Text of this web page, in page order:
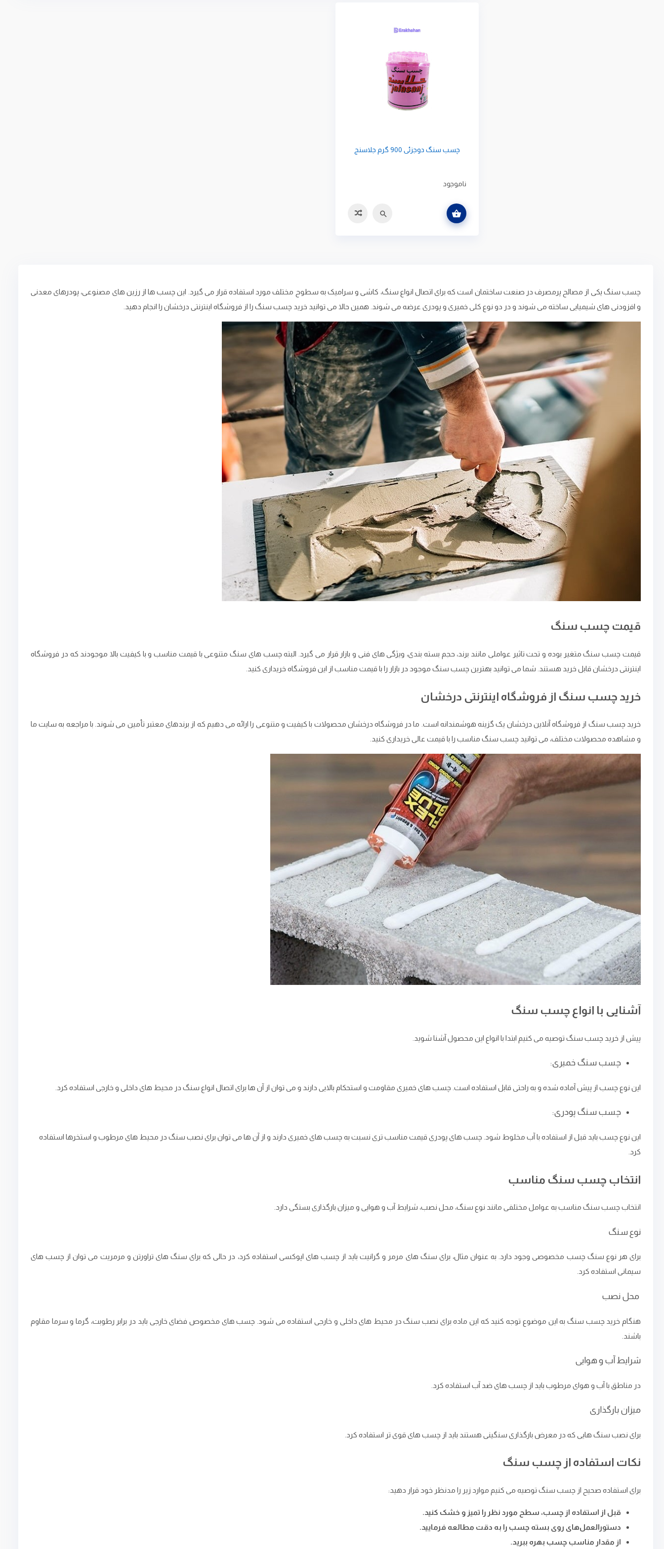
چسب سنگ دوجزئی 900 گرم جلاسنج
ناموجود
مقایسه
چسب سنگ یکی از مصالح پرمصرف در صنعت ساختمان است که برای اتصال انواع سنگ، کاشی و سرامیک به سطوح مختلف مورد استفاده قرار می‌ گیرد. این چسب ‌ها از رزین ‌های مصنوعی، پودرهای معدنی
و افزودنی ‌های شیمیایی ساخته می ‌شوند و در دو نوع کلی خمیری و پودری عرضه می‌ شوند. همین حالا می توانید خرید چسب سنگ را از فروشگاه اینترنتی درخشان را انجام دهید.
قیمت چسب سنگ
قیمت چسب سنگ متغیر بوده و تحت تاثیر عواملی مانند برند، حجم بسته ‌بندی، ویژگی ‌های فنی و بازار قرار می ‌گیرد. البته چسب ‌های سنگ متنوعی با قیمت مناسب و با کیفیت بالا موجودند که در فروشگاه
اینترنتی درخشان قابل خرید هستند. شما می توانید بهترین چسب سنگ موجود در بازار را با قیمت مناسب از این فروشگاه خریداری کنید.
خرید چسب سنگ از فروشگاه اینترنتی درخشان
خرید چسب سنگ از فروشگاه آنلاین درخشان یک گزینه هوشمندانه است. ما در فروشگاه درخشان محصولات با کیفیت و متنوعی را ارائه می دهیم که از برندهای معتبر تأمین می ‌شوند. با مراجعه به سایت ما
و مشاهده محصولات مختلف، می ‌توانید چسب سنگ مناسب را با قیمت عالی خریداری کنید.
آشنایی با انواع چسب سنگ
پیش از خرید چسب سنگ توصیه می کنیم ابتدا با انواع این محصول آشنا شوید.
چسب سنگ خمیری:
این نوع چسب از پیش آماده شده و به راحتی قابل استفاده است. چسب ‌های خمیری مقاومت و استحکام بالایی دارند و می ‌توان از آن‌ ها برای اتصال انواع سنگ در محیط ‌های داخلی و خارجی استفاده کرد.
چسب سنگ پودری:
این نوع چسب باید قبل از استفاده با آب مخلوط شود. چسب ‌های پودری قیمت مناسب‌ تری نسبت به چسب ‌های خمیری دارند و از آن ‌ها می‌ توان برای نصب سنگ در محیط ‌های مرطوب و استخرها استفاده
کرد.
انتخاب چسب سنگ مناسب
انتخاب چسب سنگ مناسب به عوامل مختلفی مانند نوع سنگ، محل نصب، شرایط آب و هوایی و میزان بارگذاری بستگی دارد.
نوع سنگ
برای هر نوع سنگ چسب مخصوصی وجود دارد. به عنوان مثال، برای سنگ ‌های مرمر و گرانیت باید از چسب‌ های اپوکسی استفاده کرد، در حالی که برای سنگ ‌های تراورتن و مرمریت می ‌توان از چسب ‌های
سیمانی استفاده کرد.
محل نصب
هنگام خرید چسب سنگ به این موضوع توجه کنید که این ماده برای نصب سنگ در محیط ‌های داخلی و خارجی استفاده می ‌شود. چسب‌ های مخصوص فضای خارجی باید در برابر رطوبت، گرما و سرما مقاوم
باشند.
شرایط آب و هوایی
در مناطق با آب و هوای مرطوب باید از چسب ‌های ضد آب استفاده کرد.
میزان بارگذاری
برای نصب سنگ ‌هایی که در معرض بارگذاری سنگینی هستند باید از چسب ‌های قوی ‌تر استفاده کرد.
نکات استفاده از چسب سنگ
برای استفاده صحیح از چسب سنگ توصیه می کنیم موارد زیر را مدنظر خود قرار دهید:
قبل از استفاده از چسب، سطح مورد نظر را تمیز و خشک کنید.
دستورالعمل‌های روی بسته چسب را به دقت مطالعه فرمایید.
از مقدار مناسب چسب بهره ببرید.